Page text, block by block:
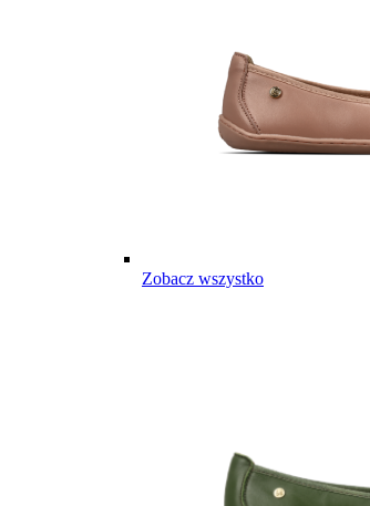
Zobacz wszystko